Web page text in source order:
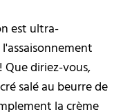
est ultra-
diriez-vous,
salé au beurre de
la crème